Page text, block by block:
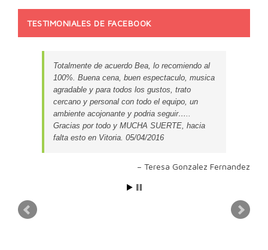
TESTIMONIALES DE FACEBOOK
Totalmente de acuerdo Bea, lo recomiendo al
100%. Buena cena, buen espectaculo, musica
agradable y para todos los gustos, trato
cercano y personal con todo el equipo, un
ambiente acojonante y podria seguir…..
Gracias por todo y MUCHA SUERTE, hacia
falta esto en Vitoria. 05/04/2016
Teresa Gonzalez Fernandez